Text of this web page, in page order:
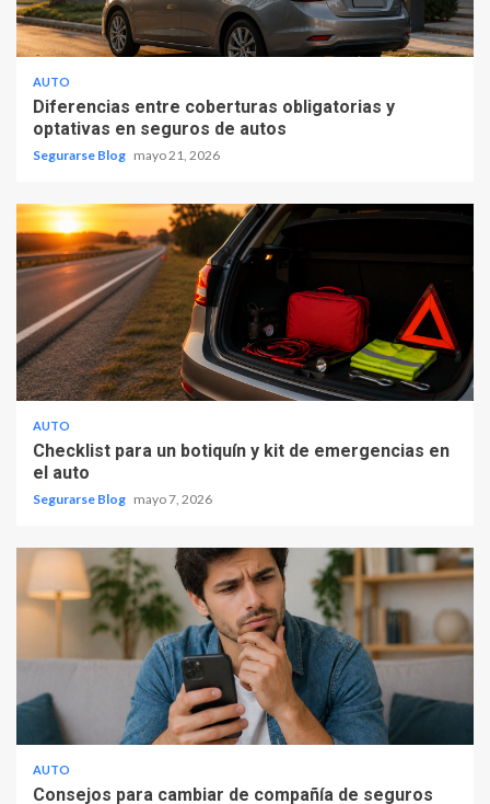
AUTO
Diferencias entre coberturas obligatorias y
optativas en seguros de autos
Segurarse Blog mayo 21, 2026
AUTO
Checklist para un botiquín y kit de emergencias en
el auto
Segurarse Blog mayo 7, 2026
AUTO
Consejos para cambiar de compañía de seguros